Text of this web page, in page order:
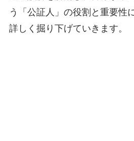
う「公証人」の役割と重要性
詳しく掘り下げていきます。